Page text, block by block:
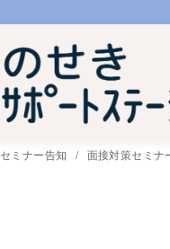
セミナー告知 面接対策セミナ